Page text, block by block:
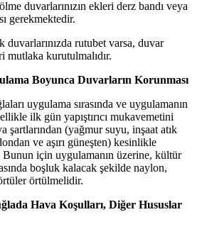
duvarlarınızın ekleri derz bandı veya
gerekmektedir.
duvarlarınızda rutubet varsa, duvar
mutlaka kurutulmalıdır.
Boyunca Duvarların Korunması
uygulama sırasında ve uygulamanın
ilk gün yapıştırıcı mukavemetini
şartlarından (yağmur suyu, inşaat atık
ve aşırı güneşten) kesinlikle
Bunun için uygulamanın üzerine, kültür
boşluk kalacak şekilde naylon,
örtülmelidir.
Hava Koşulları, Diğer Hususlar